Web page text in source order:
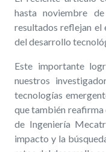
hasta noviembre
resultados reflejan el
del desarrollo
Este importante
nuestros
tecnologías
que también
de Ingeniería
impacto y la